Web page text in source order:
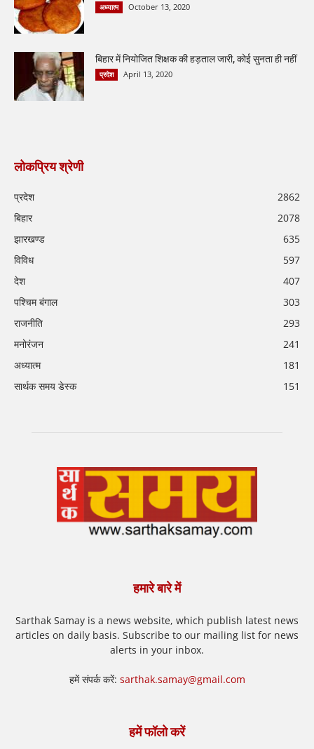
अध्यात्म October 13, 2020
बिहार में नियोजित शिक्षक की हड़ताल जारी, कोई सुनता ही नहीं
प्रदेश April 13, 2020
लोकप्रिय श्रेणी
प्रदेश
2862
बिहार
2078
झारखण्ड
635
विविध
597
देश
407
पश्चिम बंगाल
303
राजनीति
293
मनोरंजन
241
अध्यात्म
181
सार्थक समय डेस्क
151
हमारे बारे में
Sarthak Samay is a news website, which publish latest news
articles on daily basis. Subscribe to our mailing list for news
alerts in your inbox.
हमें संपर्क करें: sarthak.samay@gmail.com
हमें फॉलो करें